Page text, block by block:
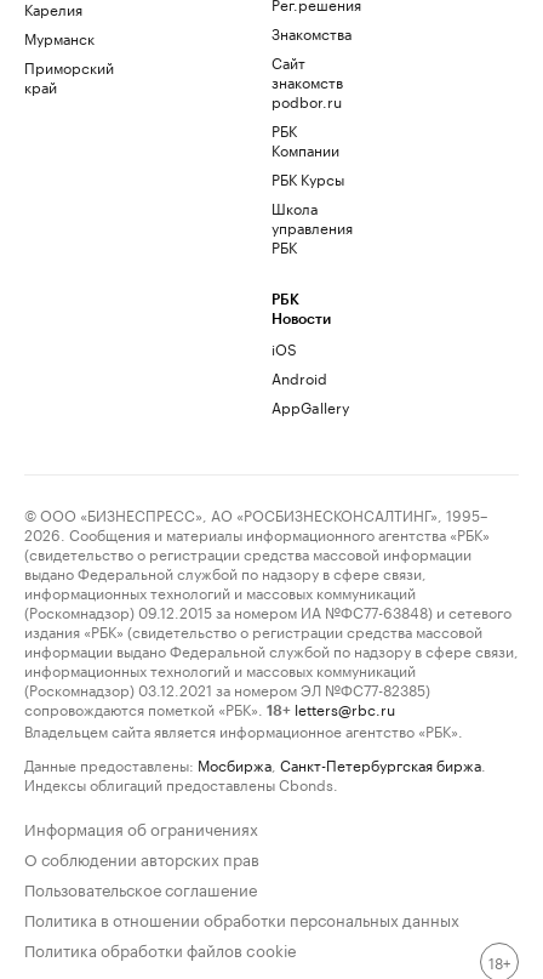
Карелия
Мурманск
Приморский
край
Знакомства
Сайт
знакомств
podbor.ru
РБК
Компании
РБК Курсы
Школа
управления
РБК
РБК
Новости
iOS
Android
AppGallery
© ООО «БИЗНЕСПРЕСС», АО «РОСБИЗНЕСКОНСАЛТИНГ», 1995–
2026. Сообщения и материалы информационного агентства «РБК»
(свидетельство о регистрации средства массовой информации
выдано Федеральной службой по надзору в сфере связи,
информационных технологий и массовых коммуникаций
(Роскомнадзор) 09.12.2015 за номером ИА №ФС77-63848) и сетевого
издания «РБК» (свидетельство о регистрации средства массовой
информации выдано Федеральной службой по надзору в сфере связи,
информационных технологий и массовых коммуникаций
(Роскомнадзор) 03.12.2021 за номером ЭЛ №ФС77-82385)
сопровождаются пометкой «РБК».
18+ letters@rbc.ru
Владельцем сайта является информационное агентство «РБК».
Данные предоставлены: Мосбиржа Санкт-Петербургская биржа
Индексы облигаций предоставлены Cbonds.
Информация об ограничениях
О соблюдении авторских прав
Пользовательское соглашение
Политика в отношении обработки персональных данных
Политика обработки файлов cookie
18+